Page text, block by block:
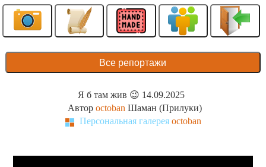
Все репортажи
Я б там жив 😉 14.09.2025
Автор octoban Шаман (Прилуки)
Персональная галерея octoban